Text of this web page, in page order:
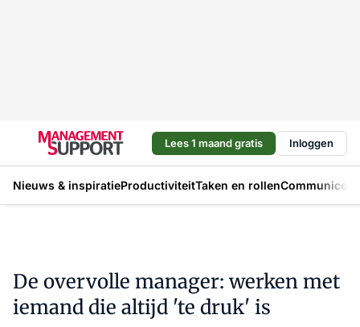
Lees 1 maand gratis Inloggen
Nieuws & inspiratieProductiviteitTaken en rollen
De overvolle manager: werken met
iemand die altijd 'te druk' is